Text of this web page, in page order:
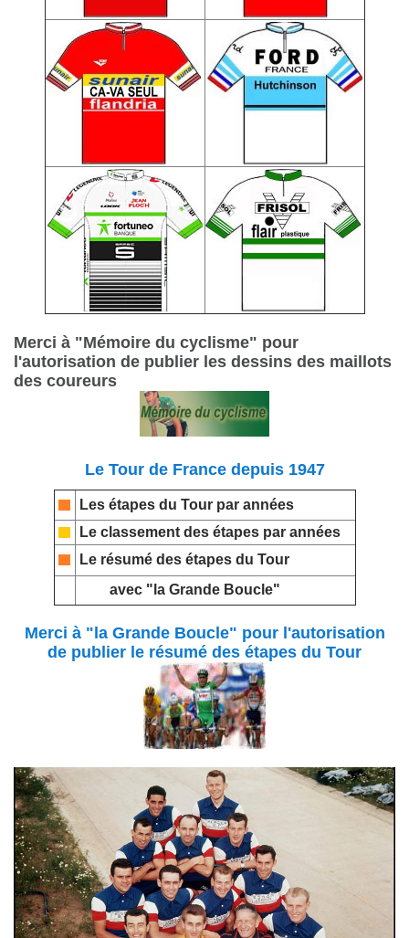
Merci à "Mémoire du cyclisme" pour
l'autorisation de publier les dessins des maillots
des coureurs
Le Tour de France depuis 1947
Les étapes du Tour par années
Le classement des étapes par années
Le résumé des étapes du Tour
avec "la Grande Boucle"
Merci à "la Grande Boucle" pour l'autorisation
de publier le résumé des étapes du Tour